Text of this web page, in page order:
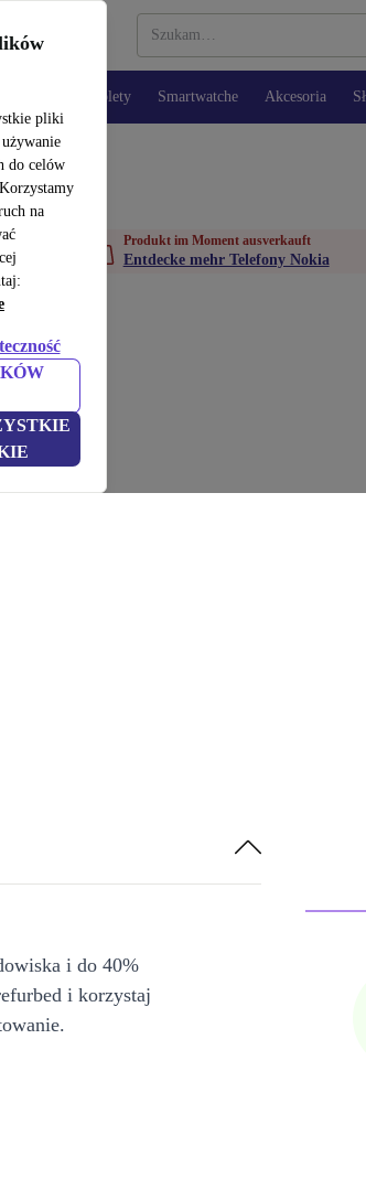
pliki
do celów
na
Tablety Smartwatche Akcesoria
Produkt im Moment ausverkauft
Entdecke mehr Telefony Nokia
i do 40%
i korzystaj